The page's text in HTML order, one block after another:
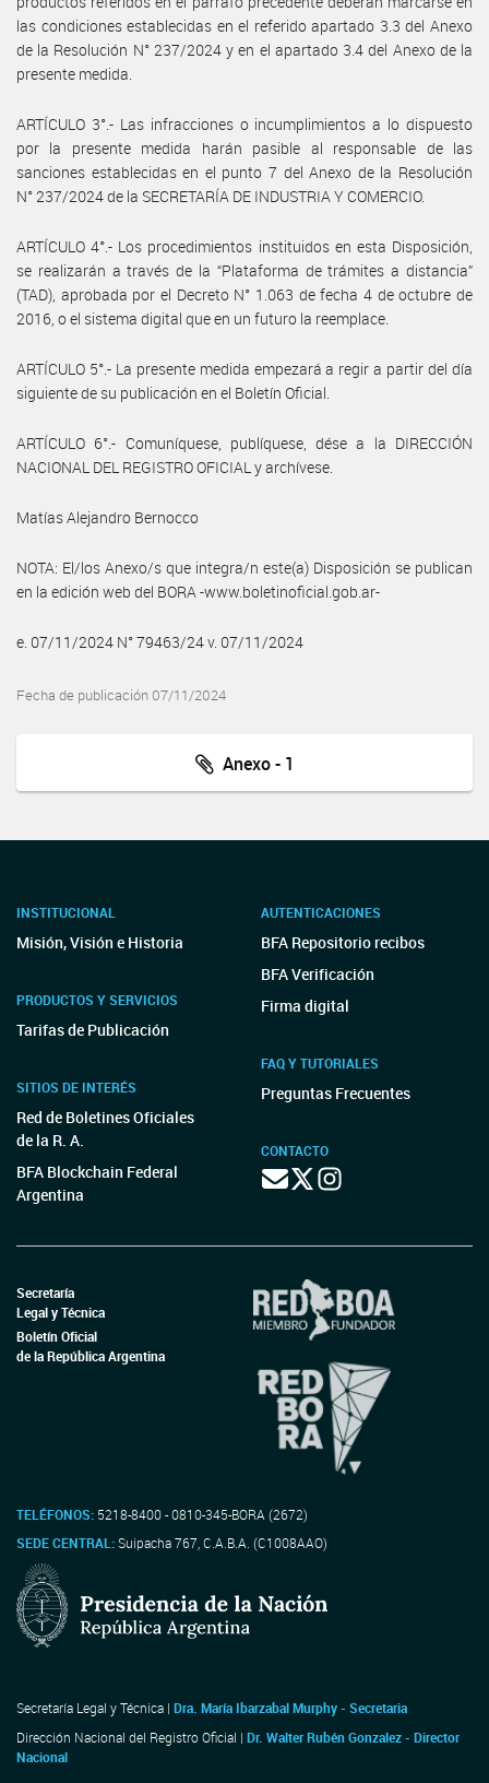
las condiciones establecidas en el referido apartado 3.3 del Anexo
de la Resolución N° 237/2024 y en el apartado 3.4 del Anexo de la
presente medida.
ARTÍCULO 3°.- Las infracciones o incumplimientos a lo dispuesto
por la presente medida harán pasible al responsable de las
sanciones establecidas en el punto 7 del Anexo de la Resolución
N° 237/2024 de la SECRETARÍA DE INDUSTRIA Y COMERCIO.
ARTÍCULO 4°.- Los procedimientos instituidos en esta Disposición,
se realizarán a través de la “Plataforma de trámites a distancia”
(TAD), aprobada por el Decreto N° 1.063 de fecha 4 de octubre de
2016, o el sistema digital que en un futuro la reemplace.
ARTÍCULO 5°.- La presente medida empezará a regir a partir del día
siguiente de su publicación en el Boletín Oficial.
ARTÍCULO 6°.- Comuníquese, publíquese, dése a la DIRECCIÓN
NACIONAL DEL REGISTRO OFICIAL y archívese.
Matías Alejandro Bernocco
NOTA: El/los Anexo/s que integra/n este(a) Disposición se publican
en la edición web del BORA -www.boletinoficial.gob.ar-
e. 07/11/2024 N° 79463/24 v. 07/11/2024
Fecha de publicación 07/11/2024
Anexo - 1
INSTITUCIONAL
Misión, Visión e Historia
PRODUCTOS Y SERVICIOS
Tarifas de Publicación
SITIOS DE INTERÉS
Red de Boletines Oficiales
de la R. A.
BFA Blockchain Federal
Argentina
AUTENTICACIONES
BFA Repositorio recibos
BFA Verificación
Firma digital
FAQ Y TUTORIALES
Preguntas Frecuentes
CONTACTO
Secretaría
Legal y Técnica
Boletín Oficial
de la República Argentina
TELÉFONOS: 5218-8400 - 0810-345-BORA (2672)
SEDE CENTRAL:Suipacha 767, C.A.B.A. (C1008AAO)
Secretaría Legal y Técnica | Dra. María Ibarzabal Murphy - Secretaria
Dirección Nacional del Registro Oficial | Dr. Walter Rubén Gonzalez - Director
Nacional